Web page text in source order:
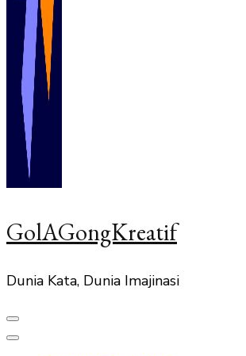
GolAGongKreatif
Dunia Kata, Dunia Imajinasi